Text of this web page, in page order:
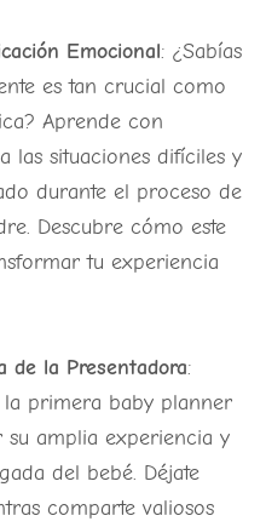
Emocional: ¿Sabías
es tan crucial como
Aprende con
las situaciones difíciles y
durante el proceso de
Descubre cómo este
tu experiencia
de la Presentadora:
primera baby planner
amplia experiencia y
del bebé. Déjate
comparte valiosos